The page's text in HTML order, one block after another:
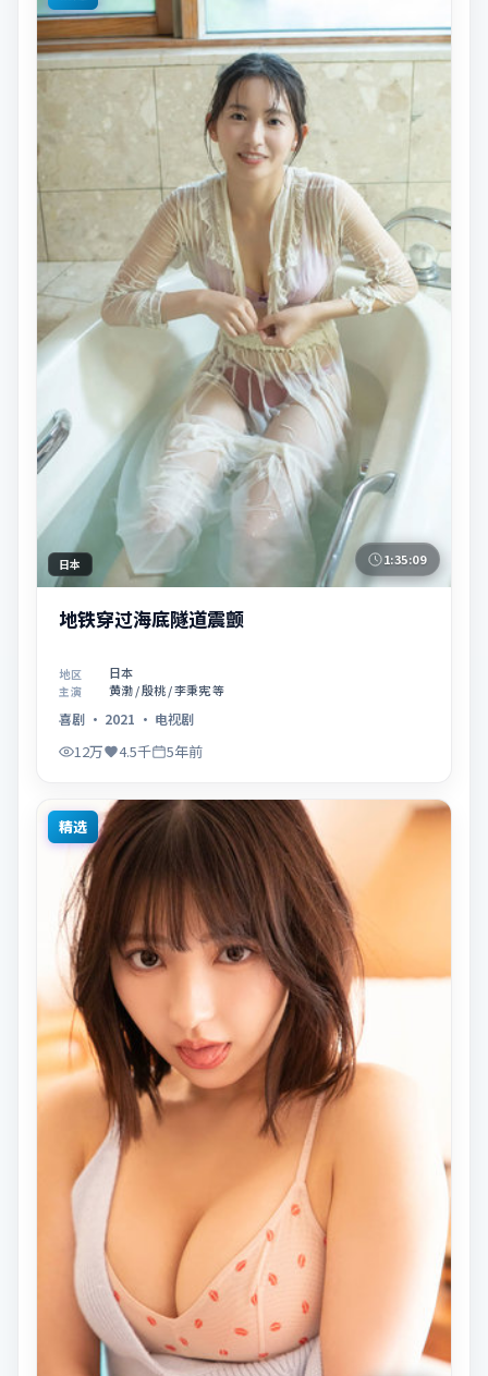
日本 1:35:09
地铁穿过海底隧道震颤
地区 日本
主演 黄渤 / 殷桃 / 李秉宪 等
喜剧 · 2021 · 电视剧
12万 4.5千 5年前
精选